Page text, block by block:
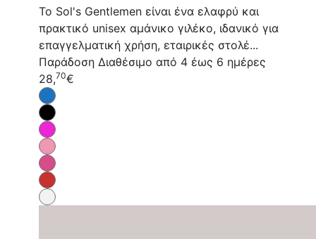
Το Sol's Gentlemen είναι ένα ελαφρύ και
πρακτικό unisex αμάνικο γιλέκο, ιδανικό για
επαγγελματική χρήση, εταιρικές στολέ...
Παράδοση Διαθέσιμο από 4 έως 6 ημέρες
28,70€